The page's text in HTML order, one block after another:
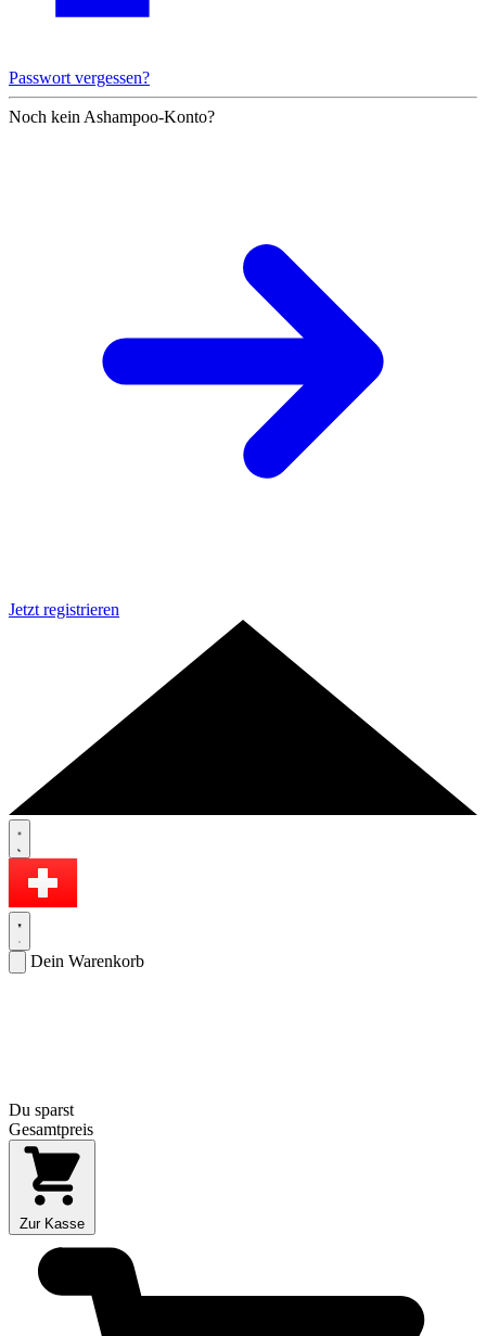
Passwort vergessen?
Noch kein Ashampoo-Konto?
Jetzt registrieren
Dein Warenkorb
Du sparst
Gesamtpreis
Zur Kasse